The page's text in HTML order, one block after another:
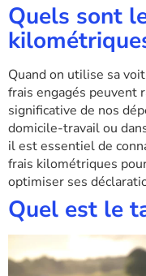
Quels sont
Quand on utilise sa
frais engagés peuvent
significative de nos
domicile-travail ou
il est essentiel de
frais kilométriques
optimiser ses
Quel est le